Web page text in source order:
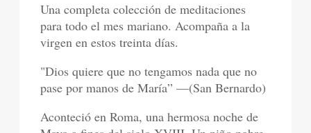
Una completa colección de meditaciones
para todo el mes mariano. Acompaña a la
virgen en estos treinta días.
"Dios quiere que no tengamos nada que no
pase por manos de María” —(San Bernardo)
Aconteció en Roma, una hermosa noche de